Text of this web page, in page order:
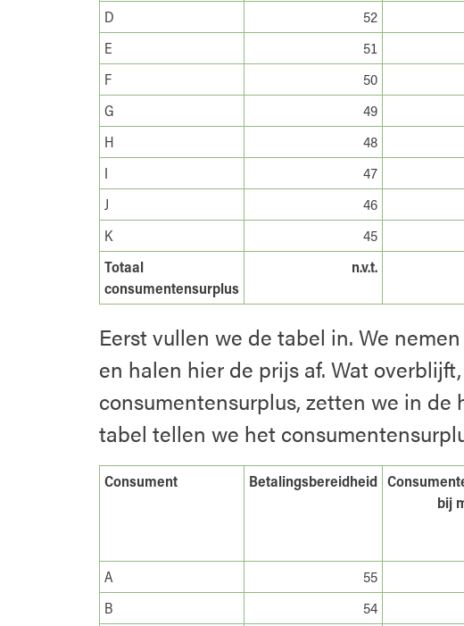
D
52
E
51
F
50
G
49
H
48
I
47
J
46
K
45
Totaal
consumentensurplus
n.v.t.
Eerst vullen we de tabel in. We
en halen hier de prijs af. Wat
consumentensurplus, zetten we in de
tabel tellen we het
Consument Betalingsbereidheid
bij
A
55
B
54